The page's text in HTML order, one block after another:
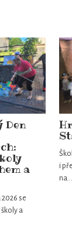
Den
a
2026 se
a
i
na…